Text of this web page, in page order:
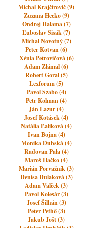
Michal Krajčírovič (9)
Zuzana Hecko (9)
Ondrej Halama (7)
Ľuboslav Sisák (7)
Michal Novotný (7)
Peter Kotvan (6)
Xénia Petrovičová (6)
Adam Zlámal (6)
Robert Goral (5)
Lexforum (5)
Pavol Szabo (4)
Petr Kolman (4)
Ján Lazur (4)
Josef Kotásek (4)
Natália Ľalíková (4)
Ivan Bojna (4)
Monika Dubská (4)
Radovan Pala (4)
Maroš Hačko (4)
Marián Porvažník (3)
Denisa Dulaková (3)
Adam Valček (3)
Pavol Kolesár (3)
Josef Šilhán (3)
Peter Pethő (3)
Jakub Jošt (3)